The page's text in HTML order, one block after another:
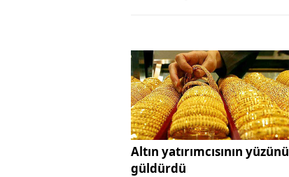
Altın yatırımcısının yüzünü
güldürdü